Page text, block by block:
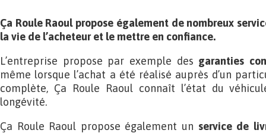
Ça Roule Raoul propose également de nombreux
la vie de l’acheteur et le mettre en confiance.
L’entreprise propose par exemple des garanties
même lorsque l’achat a été réalisé auprès d’un
complète, Ça Roule Raoul connaît l’état du
longévité.
Ça Roule Raoul propose également un service de